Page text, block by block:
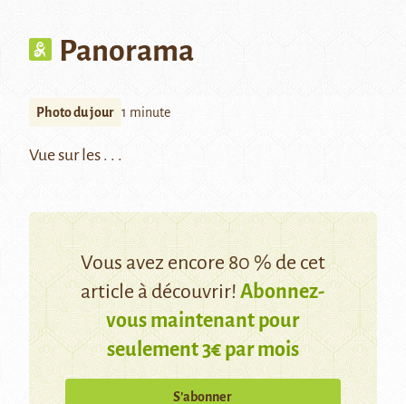
Panorama
Photo du jour 1 minute
Vue sur les . . .
Vous avez encore 80 % de cet
article à découvrir!Abonnez-
vous maintenant pour
seulement 3€ par mois
S’abonner